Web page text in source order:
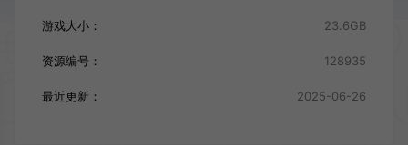
游戏大小： 23.6GB
资源编号： 128935
最近更新： 2025-06-26